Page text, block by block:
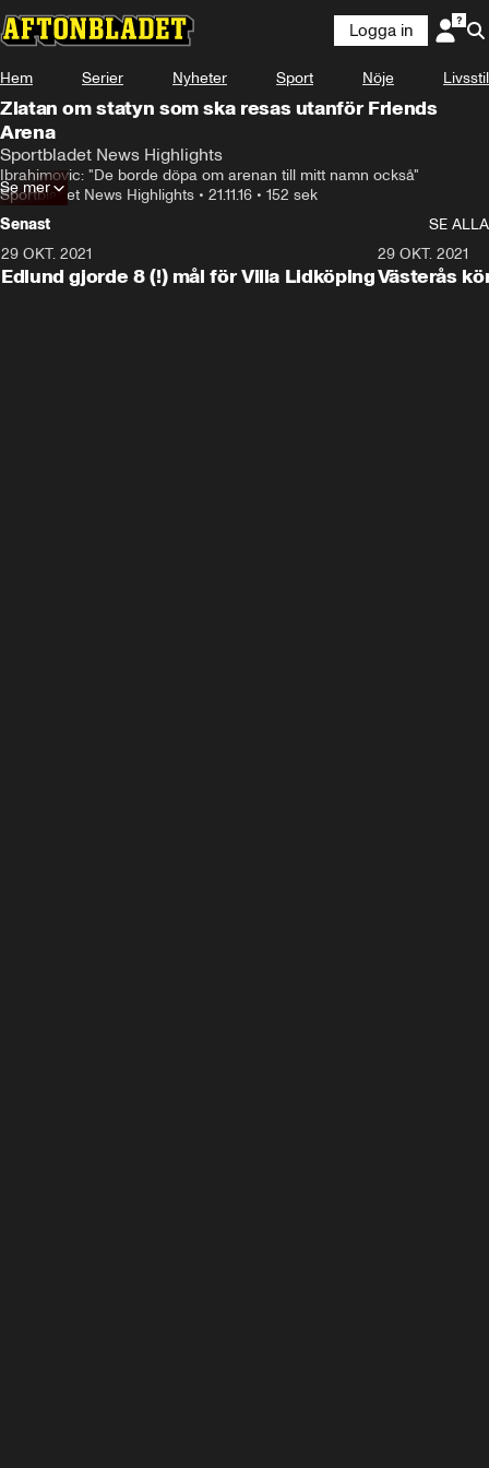
Logga in
Hem Serier Nyheter Sport Nöje Livsstil
Zlatan om statyn som ska resas utanför Friends
Arena
Sportbladet News Highlights
Ibrahimovic: "De borde döpa om arenan till mitt namn också"
Sportbladet News Highlights • 21.11.16 • 152 sek
Se mer
Senast
SE ALLA
29 OKT. 2021
Edlund gjorde 8 (!) mål för Villa Lidköping
29 OKT. 2021
Västerås